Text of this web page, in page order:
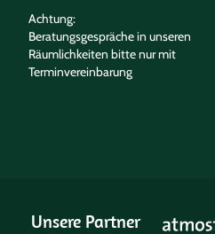
Achtung:
Beratungsgespräche in unseren
Räumlichkeiten bitte nur mit
Terminvereinbarung
Unsere Partner